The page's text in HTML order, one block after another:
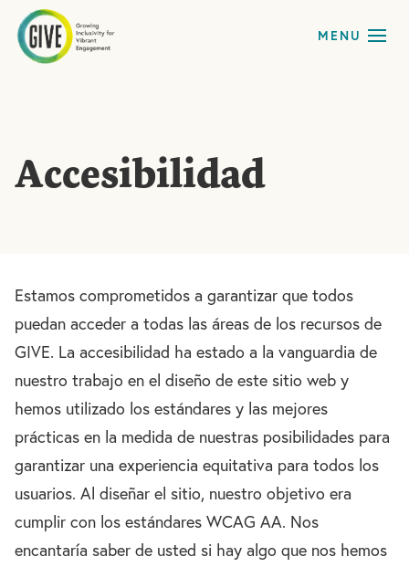
Accesibilidad
Estamos comprometidos a garantizar que todos
puedan acceder a todas las áreas de los recursos de
GIVE. La accesibilidad ha estado a la vanguardia de
nuestro trabajo en el diseño de este sitio web y
hemos utilizado los estándares y las mejores
prácticas en la medida de nuestras posibilidades para
garantizar una experiencia equitativa para todos los
usuarios. Al diseñar el sitio, nuestro objetivo era
cumplir con los estándares WCAG AA. Nos
encantaría saber de usted si hay algo que nos hemos